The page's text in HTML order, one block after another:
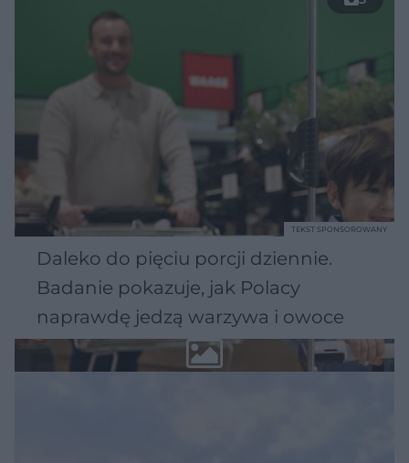
Daleko do pięciu porcji dziennie.
Badanie pokazuje, jak Polacy
naprawdę jedzą warzywa i owoce
TEKST SPONSOROWANY